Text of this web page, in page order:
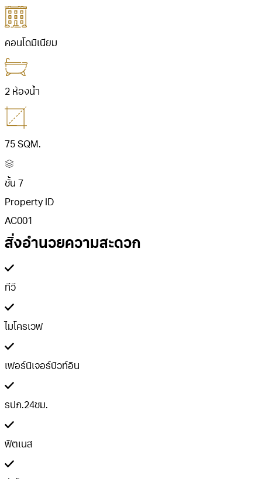
คอนโดมิเนียม
2 ห้องน้ำ
75 SQM.
ชั้น 7
Property ID
AC001
สิ่งอำนวยความสะดวก
ทีวี
ไมโครเวฟ
เฟอร์นิเจอร์บิวท์อิน
รปภ.24ชม.
ฟิตเนส